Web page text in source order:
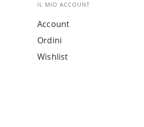
IL MIO ACCOUNT
Account
Ordini
Wishlist